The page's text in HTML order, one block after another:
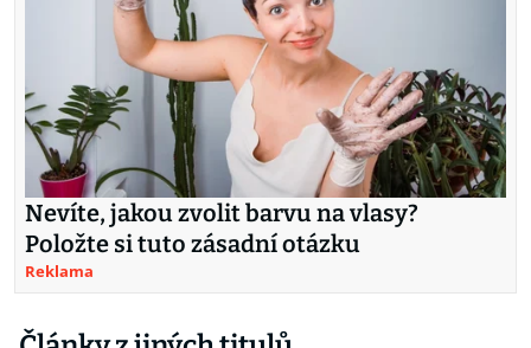
Nevíte, jakou zvolit barvu na vlasy?
Položte si tuto zásadní otázku
Reklama